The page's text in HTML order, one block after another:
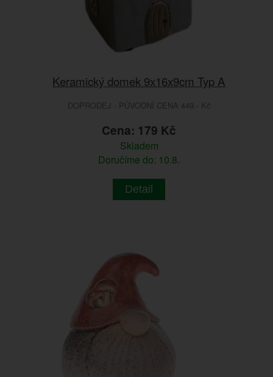
Keramický domek 9x16x9cm Typ A
DOPRODEJ - PŮVODNÍ CENA 449.- Kč
Cena: 179 Kč
Skladem
Doručíme do: 10.8.
Detail